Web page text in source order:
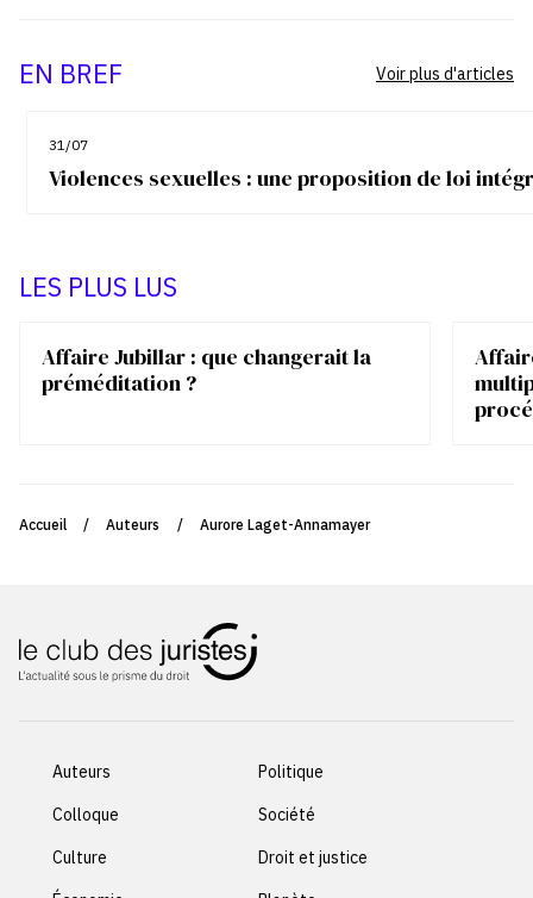
EN BREF
31/07
Violences sexuelles : une proposition de loi
Voir plus d'articles
LES PLUS LUS
Affaire Jubillar : que changerait la
préméditation ?
Accueil / Auteurs / Aurore Laget-Annamayer
Auteurs
Colloque
Culture
Politique
Société
Droit et justice